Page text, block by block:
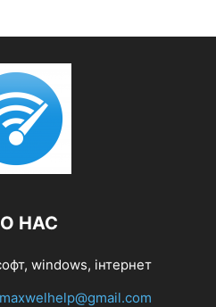
НАС
windows, інтернет
maxwelhelp@gmail.com